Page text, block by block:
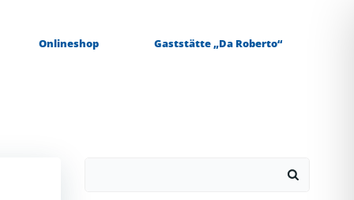
Onlineshop Gaststätte „Da Roberto“